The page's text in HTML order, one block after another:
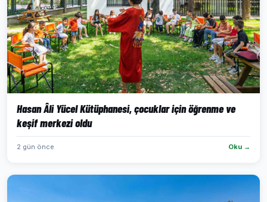
Hasan Âli Yücel Kütüphanesi, çocuklar için öğrenme ve
keşif merkezi oldu
2 gün önce Oku →